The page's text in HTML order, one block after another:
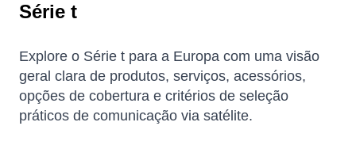
Série t
Explore o Série t para a Europa com uma visão
geral clara de produtos, serviços, acessórios,
opções de cobertura e critérios de seleção
práticos de comunicação via satélite.